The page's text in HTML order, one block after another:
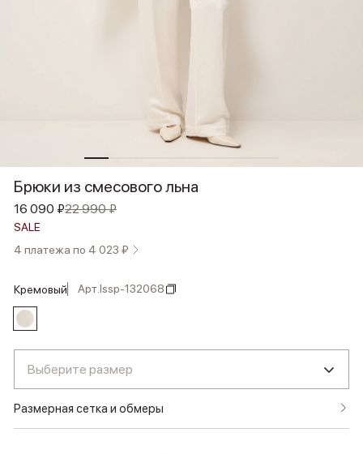
Брюки из смесового льна
16 090 ₽22 990 ₽
SALE
4 платежа по 4 023 ₽
кремовый Арт.lssp-132068
Выберите размер
Размерная сетка и обмеры